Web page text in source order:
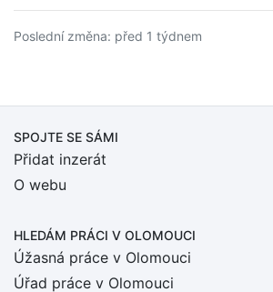
Poslední změna: před 1 týdnem
SPOJTE SE SÁMI
Přidat inzerát
O webu
HLEDÁM PRÁCI V OLOMOUCI
Úžasná práce v Olomouci
Úřad práce v Olomouci